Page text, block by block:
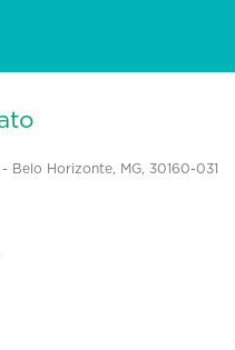
Belo Horizonte, MG, 30160-031